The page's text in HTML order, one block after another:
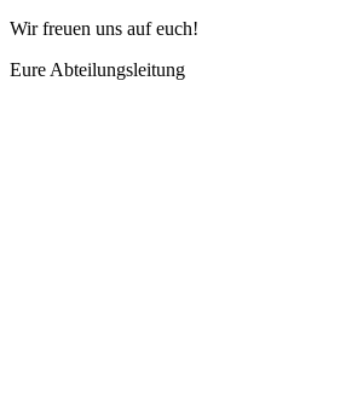
Wir freuen uns auf euch!
Eure Abteilungsleitung